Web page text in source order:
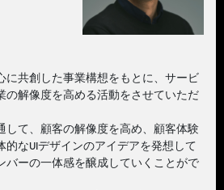
に共創した事業構想をもとに、サービ
の解像度を高める活動をさせていただ
して、顧客の解像度を高め、顧客体験
的なUIデザインのアイデアを発想して
バーの一体感を醸成していくことがで